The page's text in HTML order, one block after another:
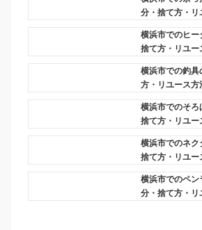
分・捨て方・リ
横浜市でのヒー
捨て方・リユー
横浜市での釣具
方・リユース方
横浜市でのそろ
捨て方・リユー
横浜市でのネク
捨て方・リユー
横浜市でのペン
分・捨て方・リ